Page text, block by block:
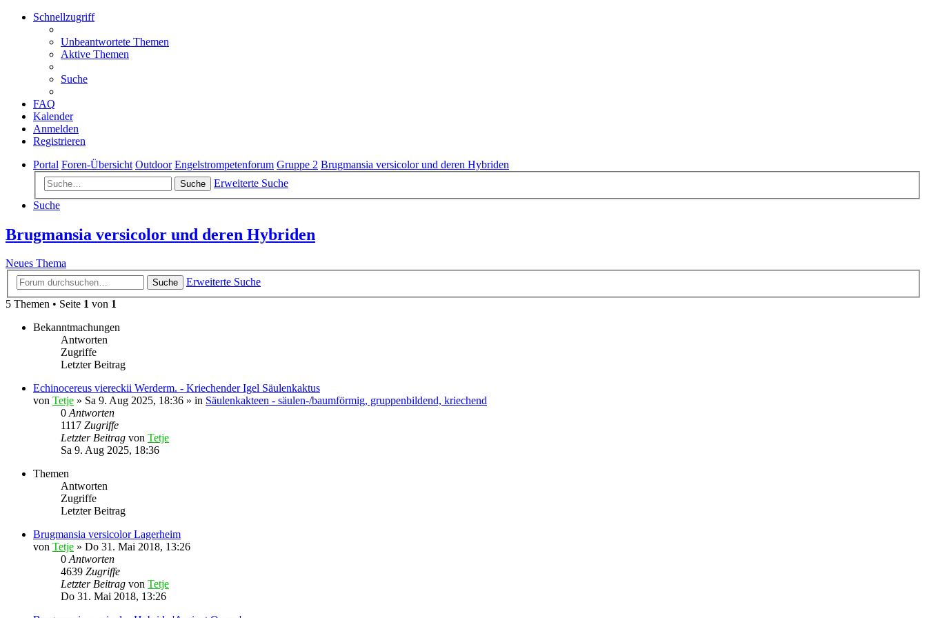
Schnellzugriff
Unbeantwortete Themen
Aktive Themen
Suche
FAQ
Kalender
Anmelden
Registrieren
Portal Foren-Übersicht Outdoor Engelstrompetenforum Gruppe 2 Brugmansia versicolor und deren Hybriden
Suche
Erweiterte Suche
Suche
Brugmansia versicolor und deren Hybriden
Neues Thema
Suche
Erweiterte Suche
5 Themen • Seite 1 von 1
Bekanntmachungen
Antworten
Zugriffe
Letzter Beitrag
Echinocereus viereckii Werderm. - Kriechender Igel Säulenkaktus
von Tetje » Sa 9. Aug 2025, 18:36 » in Säulenkakteen - säulen-/baumförmig, gruppenbildend, kriechend
0 Antworten
1117 Zugriffe
Letzter Beitrag von Tetje
Sa 9. Aug 2025, 18:36
Themen
Antworten
Zugriffe
Letzter Beitrag
Brugmansia versicolor Lagerheim
von Tetje » Do 31. Mai 2018, 13:26
0 Antworten
4639 Zugriffe
Letzter Beitrag von Tetje
Do 31. Mai 2018, 13:26